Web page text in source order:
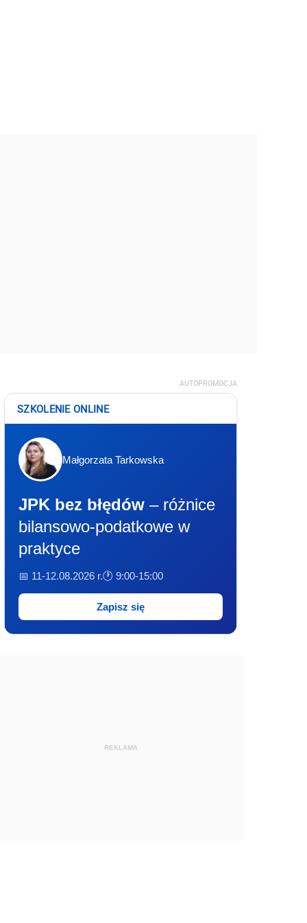
AUTOPROMOCJA
SZKOLENIE ONLINE
Małgorzata Tarkowska
JPK bez błędów – różnice
bilansowo-podatkowe w
praktyce
📅 11-12.08.2026 r.🕐 9:00-15:00
Zapisz się
REKLAMA